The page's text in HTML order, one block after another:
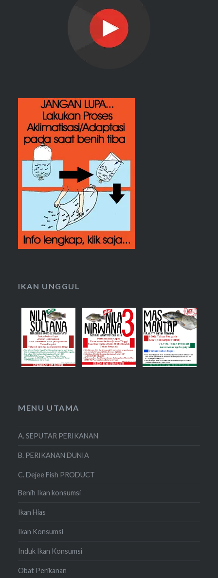
IKAN UNGGUL
MENU UTAMA
A. SEPUTAR PERIKANAN
B. PERIKANAN DUNIA
C. Dejee Fish PRODUCT
Benih Ikan konsumsi
Ikan Hias
Ikan Konsumsi
Induk Ikan Konsumsi
Obat Perikanan